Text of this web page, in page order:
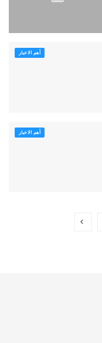
أهم الاخبار
أهم الاخبار